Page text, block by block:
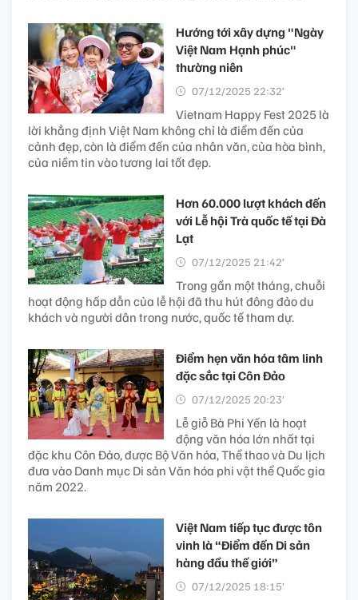
Hướng tới xây dựng "Ngày
Việt Nam Hạnh phúc"
thường niên
07/12/2025 22:32’
Vietnam Happy Fest 2025 là
lời khẳng định Việt Nam không chỉ là điểm đến của
cảnh đẹp, còn là điểm đến của nhân văn, của hòa bình,
của niềm tin vào tương lai tốt đẹp.
Hơn 60.000 lượt khách đến
với Lễ hội Trà quốc tế tại Đà
Lạt
07/12/2025 21:42’
Trong gần một tháng, chuỗi
hoạt động hấp dẫn của lễ hội đã thu hút đông đảo du
khách và người dân trong nước, quốc tế tham dự.
Điểm hẹn văn hóa tâm linh
đặc sắc tại Côn Đảo
07/12/2025 20:23’
Lễ giỗ Bà Phi Yến là hoạt
động văn hóa lớn nhất tại
đặc khu Côn Đảo, được Bộ Văn hóa, Thể thao và Du lịch
đưa vào Danh mục Di sản Văn hóa phi vật thể Quốc gia
năm 2022.
Việt Nam tiếp tục được tôn
vinh là “Điểm đến Di sản
hàng đầu thế giới”
07/12/2025 18:15’